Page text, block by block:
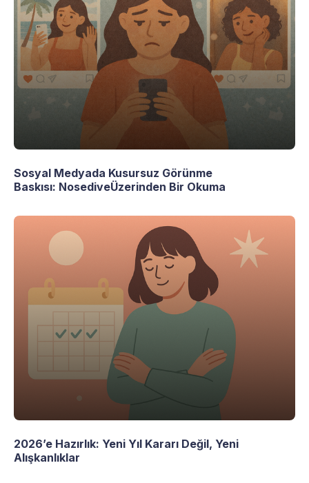
Sosyal Medyada Kusursuz Görünme
Baskısı: NosediveÜzerinden Bir Okuma
2026’e Hazırlık: Yeni Yıl Kararı Değil, Yeni
Alışkanlıklar